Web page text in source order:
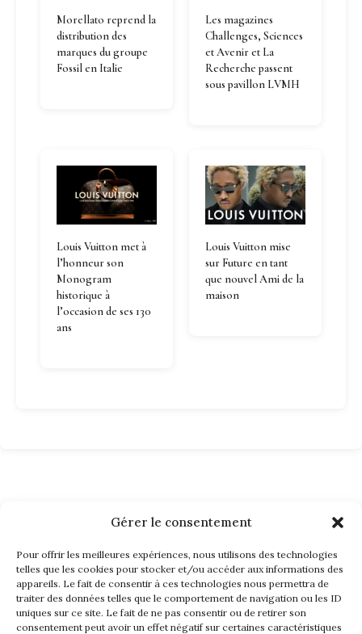
Gérer le consentement
Pour offrir les meilleures expériences, nous utilisons des technologies
telles que les cookies pour stocker et/ou accéder aux informations des
appareils. Le fait de consentir à ces technologies nous permettra de
traiter des données telles que le comportement de navigation ou les ID
uniques sur ce site. Le fait de ne pas consentir ou de retirer son
consentement peut avoir un effet négatif sur certaines caractéristiques
Morellato reprend la
distribution des
marques du groupe
Fossil en Italie
Les magazines
Challenges, Sciences
et Avenir et La
Recherche passent
sous pavillon LVMH
Louis Vuitton met à
l’honneur son
Monogram
historique à
l’occasion de ses 130
ans
Louis Vuitton mise
sur Future en tant
que nouvel Ami de la
maison